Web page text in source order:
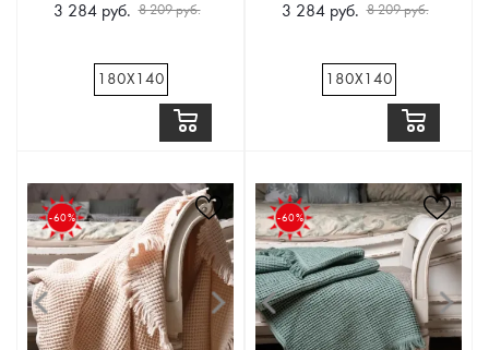
3 284 руб. 8 209 руб.
180Х140
3 284 руб. 8 209 руб.
180Х140
-60% -60%